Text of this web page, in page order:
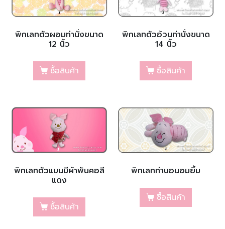
พิกเลทตัวผอมท่านั่งขนาด
12 นิ้ว
ซื้อสินค้า
พิกเลทตัวอ้วนท่านั่งขนาด
14 นิ้ว
ซื้อสินค้า
พิกเลทตัวแบนมีผ้าพันคอสี
แดง
ซื้อสินค้า
พิกเลทท่านอนอมยิ้ม
ซื้อสินค้า